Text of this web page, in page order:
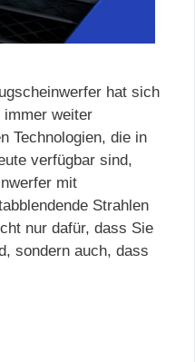
hat sich
immer weiter
Technologien, die in
verfügbar sind,
mit
Strahlen
nur dafür, dass Sie
sondern auch, dass